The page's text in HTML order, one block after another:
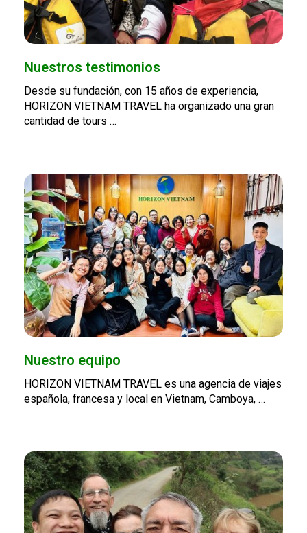
Nuestros testimonios
Desde su fundación, con 15 años de experiencia,
HORIZON VIETNAM TRAVEL ha organizado una gran
cantidad de tours …
Nuestro equipo
HORIZON VIETNAM TRAVEL es una agencia de viajes
española, francesa y local en Vietnam, Camboya, …